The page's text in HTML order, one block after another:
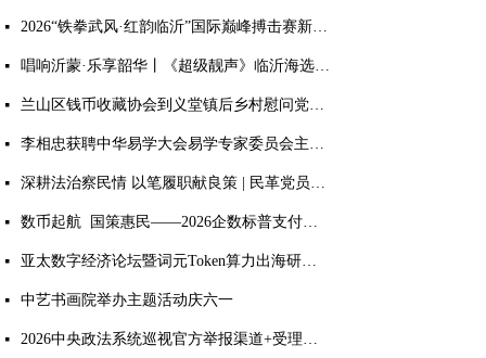
넷 2026“铁拳武风·红韵临沂”国际巅峰搏击赛新闻发布会： 麻绳古泰拳8月首登临沂擂台
넷 唱响沂蒙·乐享韶华丨《超级靓声》临沂海选落地乐享汇，零门槛免费开赛
넷 兰山区钱币收藏协会到义堂镇后乡村慰问党员老兵
넷 李相忠获聘中华易学大会易学专家委员会主任 获评多项国学荣誉
넷 深耕法治察民情 以笔履职献良策 | 民革党员孙堃获评临沂市社情民意信息工作突出个人荣誉
넷 数币起航 国策惠民——2026企数标普支付生态终端落地启动大会盛大召开
넷 亚太数字经济论坛暨词元Token算力出海研讨会于临沂圆满落幕
넷 中艺书画院举办主题活动庆六一
넷 2026中央政法系统巡视官方举报渠道+受理范围